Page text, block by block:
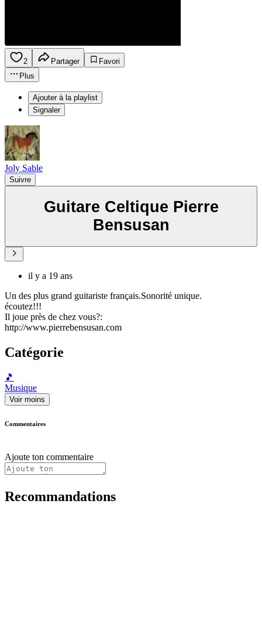
2 Partager
Favori
Plus
Ajouter à la playlist
Signaler
Joly Sable
Suivre
Guitare Celtique Pierre
Bensusan
il y a 19 ans
Un des plus grand guitariste français.Sonorité unique.
écoutez!!!
Il joue près de chez vous?:
http://www.pierrebensusan.com
Catégorie
🎵
Musique
Voir moins
Commentaires
Ajoute ton commentaire
Recommandations